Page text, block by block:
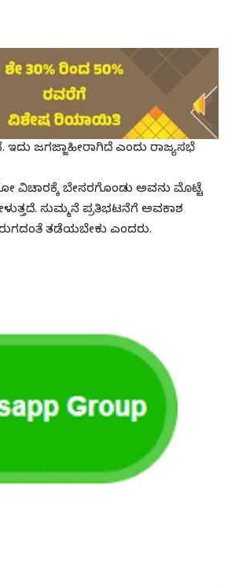
ಜಗಜ್ಜಾಹೀರಾಗಿದೆ ಎಂದು ರಾಜ್ಯಸಭೆ
ಬೇಸರಗೊಂಡು ಅವನು ಮೊಟ್ಟೆ
ಸುಮ್ಮನೆ ಪ್ರತಿಭಟನೆಗೆ ಅವಕಾಶ
ತಡೆಯಬೇಕು ಎಂದರು.